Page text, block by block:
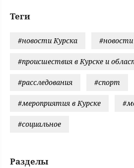
Теги
#новости Курска
#происшествия в Курске и
#расследования #спорт
#мероприятия в Курске
#социальное
Разделы